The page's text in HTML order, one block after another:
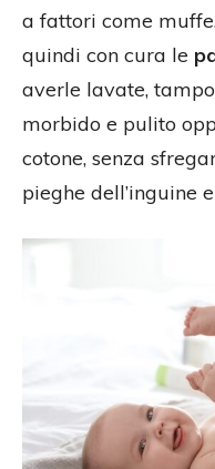
a fattori come
quindi con cura le
averle lavate,
morbido e pulito
cotone, senza
pieghe dell’inguine